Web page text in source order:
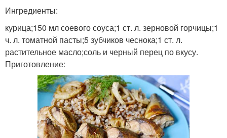
Ингредиенты:
курица;150 мл соевого соуса;1 ст. л. зерновой горчицы;1
ч. л. томатной пасты;5 зубчиков чеснока;1 ст. л.
растительное масло;соль и черный перец по вкусу.
Приготовление: